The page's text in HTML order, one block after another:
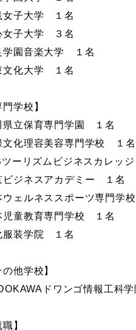
女子大学 １名
女子大学 ３名
学園音楽大学 １名
文化大学 １名
門学校】
県立保育専門学園 １名
文化理容美容専門学校 １名
ツーリズムビジネスカレッ
ビジネスアカデミー １名
ウェルネススポーツ専門学
児童教育専門学校 １名
服装学院 １名
の他学校】
ドワンゴ情報工科
職】